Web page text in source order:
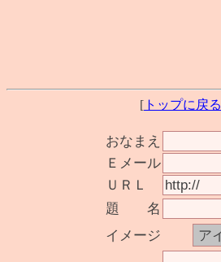
[ トップに戻る
おなまえ
Ｅメール
ＵＲＬ
題 名
イメージ